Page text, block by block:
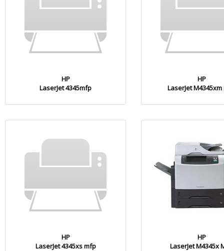
HP
LaserJet 4345mfp
HP
LaserJet M4345xm
HP
LaserJet 4345xs mfp
HP
LaserJet M4345x